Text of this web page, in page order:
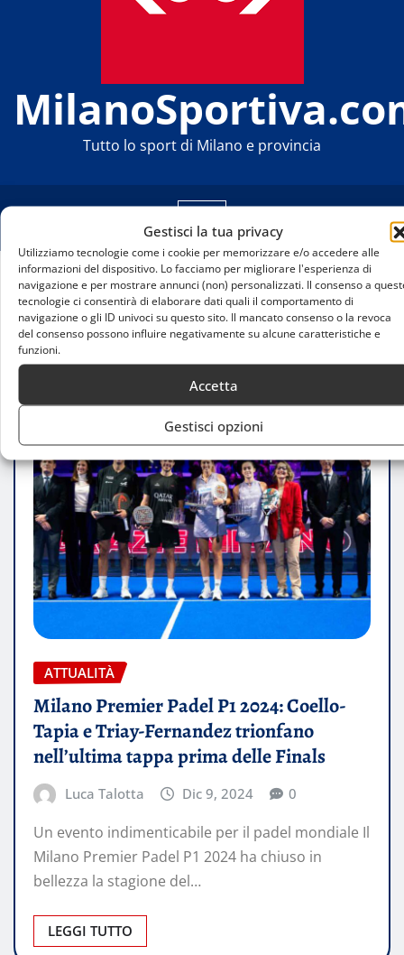
Gestisci la tua privacy
Utilizziamo tecnologie come i cookie per memorizzare e/o accedere alle
informazioni del dispositivo. Lo facciamo per migliorare l'esperienza di
navigazione e per mostrare annunci (non) personalizzati. Il consenso a
tecnologie ci consentirà di elaborare dati quali il comportamento di
navigazione o gli ID univoci su questo sito. Il mancato consenso o la revoca
del consenso possono influire negativamente su alcune caratteristiche e
funzioni.
Accetta
Gestisci opzioni
Tutto lo sport di Milano e provincia
Home
Milano Premier Padel P1 2024: Coello-Tapia e
Triay-Fernandez trionfano nell’ultima tappa prima
delle Finals
ATTUALITÀ
Milano Premier Padel P1 2024: Coello-
Tapia e Triay-Fernandez trionfano
nell’ultima tappa prima delle Finals
Luca Talotta Dic 9, 2024 0
Un evento indimenticabile per il padel mondiale Il
Milano Premier Padel P1 2024 ha chiuso in
bellezza la stagione del…
LEGGI TUTTO